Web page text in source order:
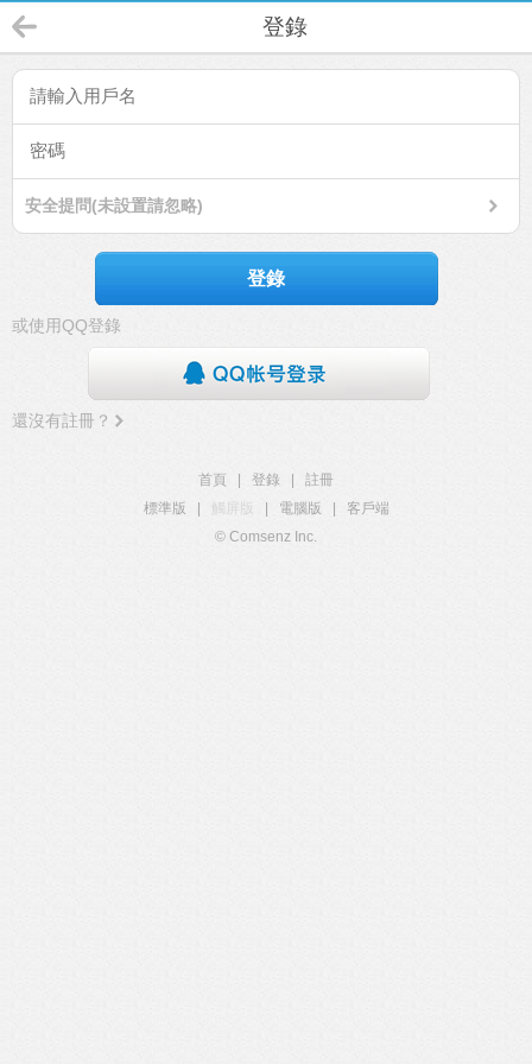
登錄
安全提問(未設置請忽略)
登錄
或使用QQ登錄
還沒有註冊？
首頁 登錄
註冊
標準版
觸屏版 電腦版
客戶端
© Comsenz Inc.